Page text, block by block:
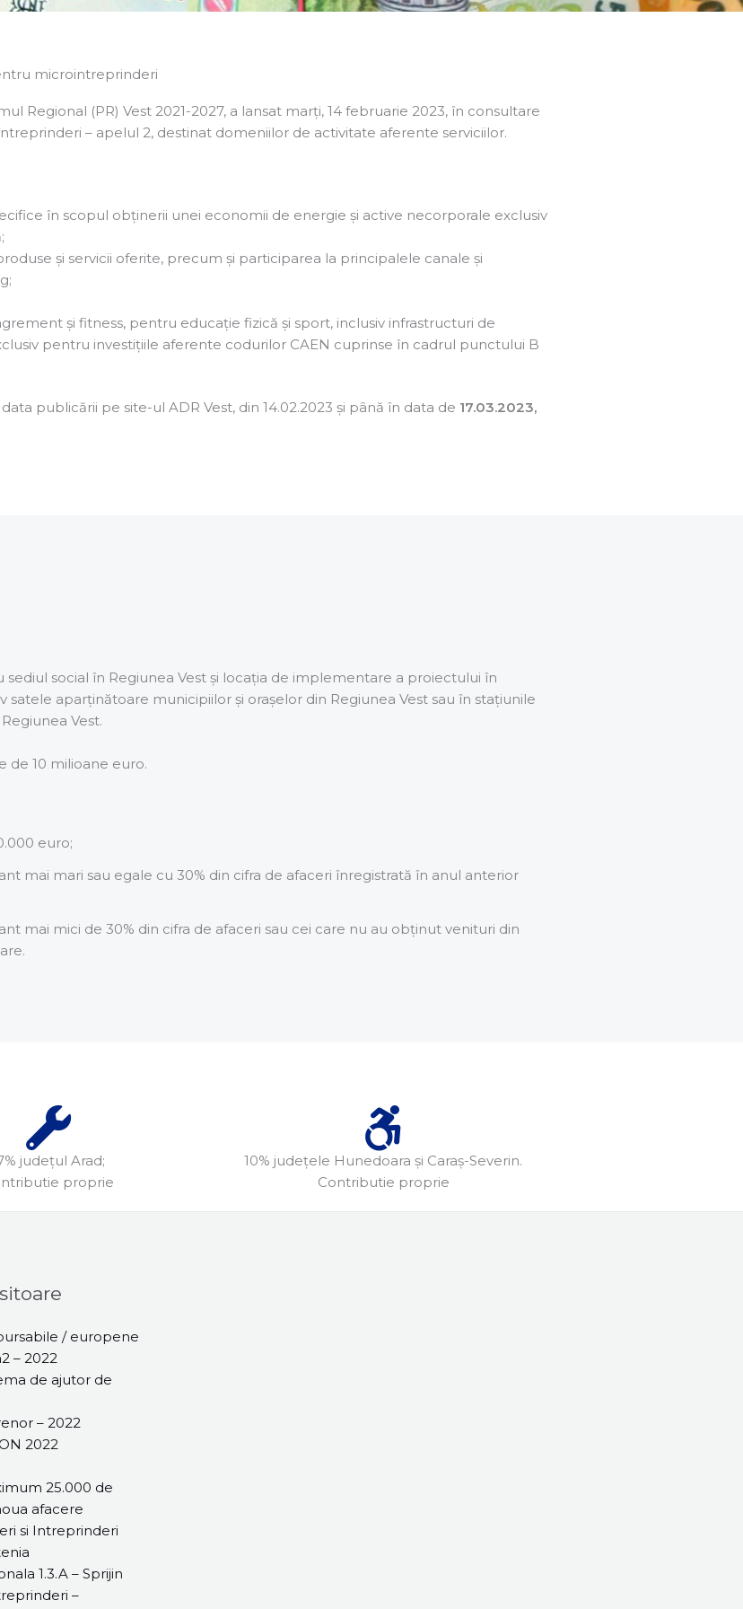
microintreprinderi
(PR) Vest 2021-2027, a lansat marți, 14 februarie 2023, în consultare
– apelul 2, destinat domeniilor de activitate aferente serviciilor.
în scopul obținerii unei economii de energie și active necorporale exclusiv
și servicii oferite, precum și participarea la principalele canale și
și fitness, pentru educație fizică și sport, inclusiv infrastructuri de
pentru investițiile aferente codurilor CAEN cuprinse în cadrul punctului B
publicării pe site-ul ADR Vest, din 14.02.2023 și până în data de 17.03.2023,
social în Regiunea Vest și locația de implementare a proiectului în
satele aparținătoare municipiilor și orașelor din Regiunea Vest sau în stațiunile
Vest.
de 10 milioane euro.
euro;
mai mari sau egale cu 30% din cifra de afaceri înregistrată în anul anterior
mai mici de 30% din cifra de afaceri sau cei care nu au obținut venituri din
județul Arad;
proprie
10% județele Hunedoara și Caraș-Severin.
Contributie proprie
/ europene
– 2022
de ajutor de
– 2022
2022
25.000 de
afacere
si Intreprinderi
1.3.A – Sprijin
–